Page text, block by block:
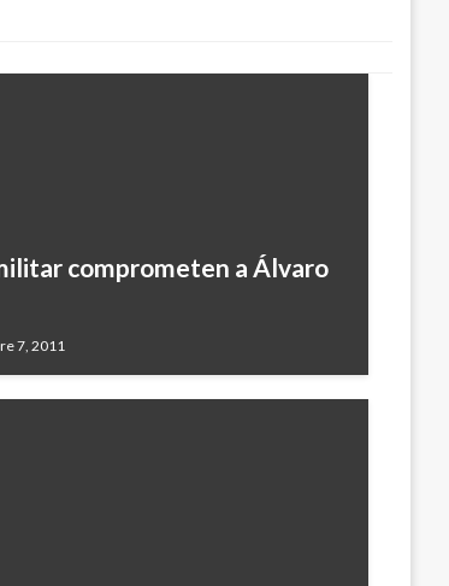
comprometen a Álvaro
7, 2011